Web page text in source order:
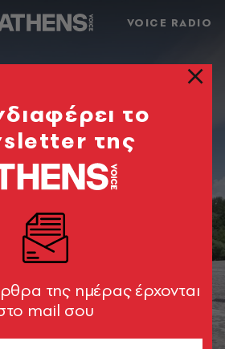
VOICE RADIO
το
της
της ημέρας έρχονται
mail σου